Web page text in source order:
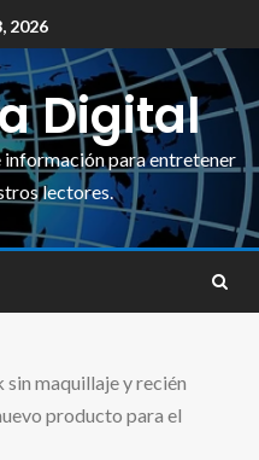
2026
Digital
información para entretener
lectores.
maquillaje y recién
producto para el